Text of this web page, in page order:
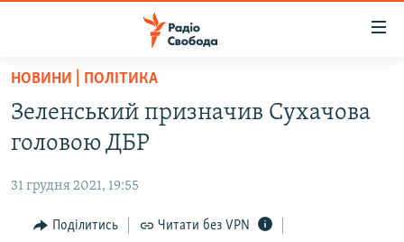
Перейти
основного
матеріалу
до
навігації
ПОЛІТИКА
ЕКОНОМІКА
ВІЙНА
РОСІЙСЬКА «ФІЛЬТРАЦІЯ»
НОВИНИ | ПОЛІТИКА
Зеленський призначив Сухачова
головою ДБР
31 грудня 2021, 19:55
Поділитись Читати без VPN